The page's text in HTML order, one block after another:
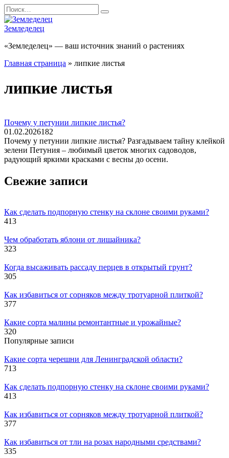
Перейти
к
содержанию
Search
for:
Земледелец
«Земледелец» — ваш источник знаний о растениях
Главная страница » липкие листья
липкие листья
Почему у петунии липкие листья?
01.02.2026182
Почему у петунии липкие листья? Разгадываем тайну клейкой
зелени Петуния – любимый цветок многих садоводов,
радующий яркими красками с весны до осени.
Свежие записи
Как сделать подпорную стенку на склоне своими руками?
413
Чем обработать яблони от лишайника?
323
Когда высаживать рассаду перцев в открытый грунт?
305
Как избавиться от сорняков между тротуарной плиткой?
377
Какие сорта малины ремонтантные и урожайные?
320
Популярные записи
Какие сорта черешни для Ленинградской области?
713
Как сделать подпорную стенку на склоне своими руками?
413
Как избавиться от сорняков между тротуарной плиткой?
377
Как избавиться от тли на розах народными средствами?
335